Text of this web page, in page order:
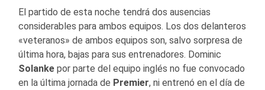
El partido de esta noche tendrá dos ausencias
considerables para ambos equipos. Los dos delanteros
«veteranos» de ambos equipos son, salvo sorpresa de
última hora, bajas para sus entrenadores. Dominic
Solanke por parte del equipo inglés no fue convocado
en la última jornada de Premier, ni entrenó en el día de